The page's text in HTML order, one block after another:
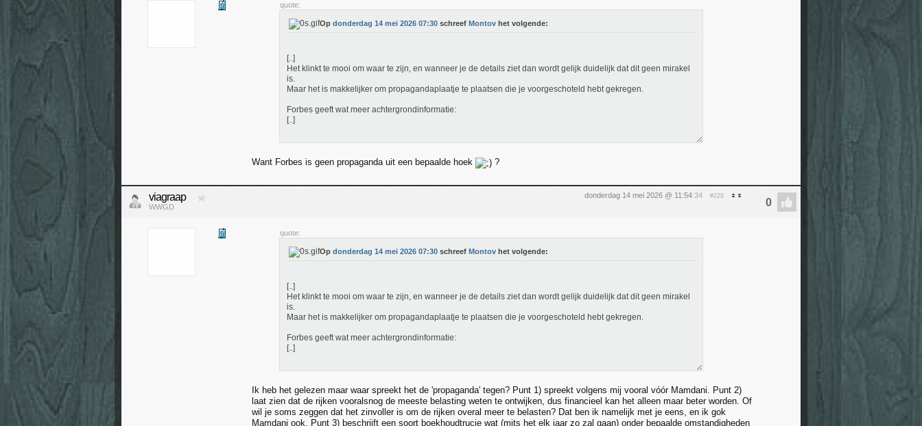
quote:
Op donderdag 14 mei 2026 07:30 schreef Montov het volgende:
[..]
Het klinkt te mooi om waar te zijn, en wanneer je de details ziet dan wordt gelijk duidelijk dat dit geen mirakel
is.
Maar het is makkelijker om propagandaplaatje te plaatsen die je voorgeschoteld hebt gekregen.
Forbes geeft wat meer achtergrondinformatie:
[..]
Want Forbes is geen propaganda uit een bepaalde hoek ?
donderdag 14 mei 2026 @ 11:54:34 #228
viagraap
WWGD
quote:
Op donderdag 14 mei 2026 07:30 schreef Montov het volgende:
[..]
Het klinkt te mooi om waar te zijn, en wanneer je de details ziet dan wordt gelijk duidelijk dat dit geen mirakel
is.
Maar het is makkelijker om propagandaplaatje te plaatsen die je voorgeschoteld hebt gekregen.
Forbes geeft wat meer achtergrondinformatie:
[..]
Ik heb het gelezen maar waar spreekt het de 'propaganda' tegen? Punt 1) spreekt volgens mij vooral vóór Mamdani. Punt 2)
laat zien dat de rijken vooralsnog de meeste belasting weten te ontwijken, dus financieel kan het alleen maar beter worden. Of
wil je soms zeggen dat het zinvoller is om de rijken overal meer te belasten? Dat ben ik namelijk met je eens, en ik gok
Mamdani ook. Punt 3) beschrijft een soort boekhoudtrucje wat (mits het elk jaar zo zal gaan) onder bepaalde omstandigheden